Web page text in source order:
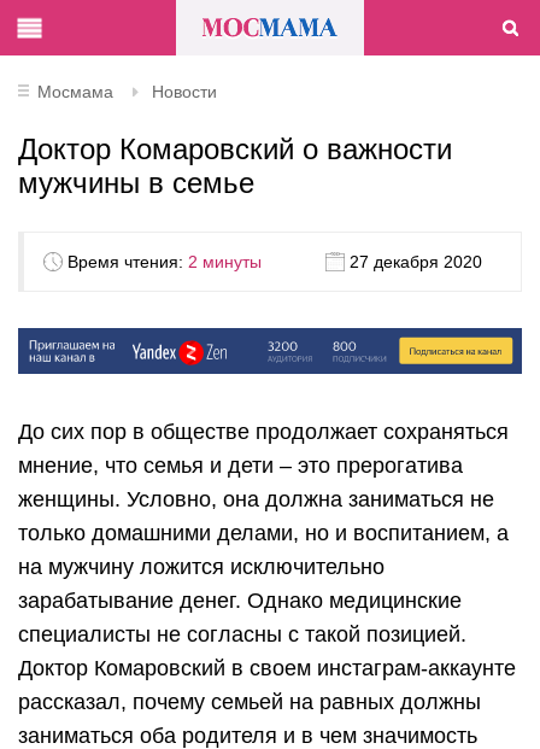
Мосмама Новости
Доктор Комаровский о важности
мужчины в семье
Время чтения: 2 минуты 27 декабря 2020
До сих пор в обществе продолжает сохраняться
мнение, что семья и дети – это прерогатива
женщины. Условно, она должна заниматься не
только домашними делами, но и воспитанием, а
на мужчину ложится исключительно
зарабатывание денег. Однако медицинские
специалисты не согласны с такой позицией.
Доктор Комаровский в своем инстаграм-аккаунте
рассказал, почему семьей на равных должны
заниматься оба родителя и в чем значимость